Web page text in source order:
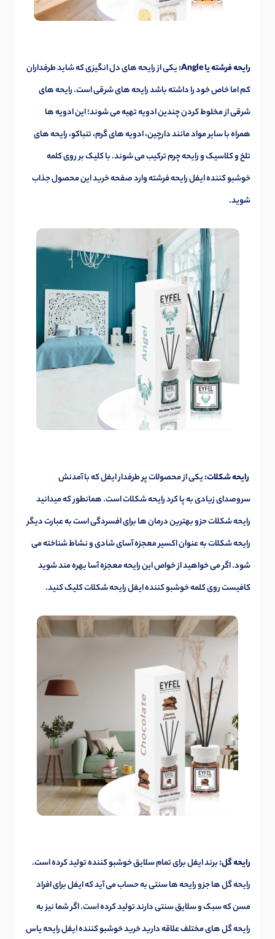
رایحه فرشته یا Angle:
یکی از رایحه های دل انگیزی که شاید طرفداران
کم اما خاص خود را داشته باشد رایحه های شرقی است. رایحه های
شرقی از مخلوط کردن چندین ادویه تهیه می شوند؛ این ادویه ها
همراه با سایر مواد مانند دارچین، ادویه های گرم، تنباکو، رایحه های
تلخ و کلاسیک و رایحه چرم ترکیب می شوند. با کلیک بر روی کلمه
خوشبو کننده ایفل رایحه فرشتهوارد صفحه خرید این محصول جذاب
شوید.
رایحه شکلات:یکی از محصولات پر طرفدار ایفل که با آمدنش
سروصدای زیادی به پا کرد رایحه شکلات است. همانطور که میدانید
رایحه شکلات حزو بهترین درمان ها برای افسردگی است به عبارت دیگر
رایحه شکلات به عنوان اکسیر معجزه آسای شادی و نشاط شناخته می
شود. اگر می خواهید از خواص این رایحه معجزه آسا بهره مند شوید
کافیست روی کلمهخوشبو کننده ایفل رایحهشکلات کلیک کنید.
رایحه گل:برند ایفل برای تمام سلایق خوشبو کننده تولید کرده است.
رایحه گل ها جزو رایحه ها سنتی به حساب می آید که ایفل برای افراد
مسن که سبک و سلایق سنتی دارند تولید کرده است. اگر شما نیز به
رایحه گل های مختلف علاقه دارید خرید خوشبو کننده ایفل رایحهیاس